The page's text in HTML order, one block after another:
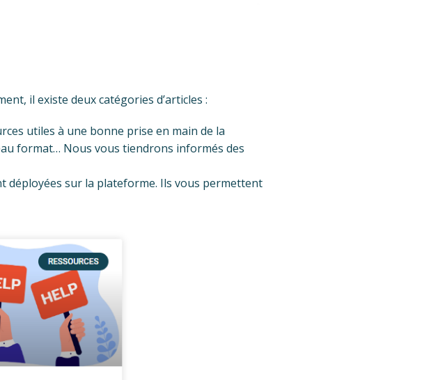
il existe deux catégories d’articles :
utiles à une bonne prise en main de la
format… Nous vous tiendrons informés des
déployées sur la plateforme. Ils vous permettent